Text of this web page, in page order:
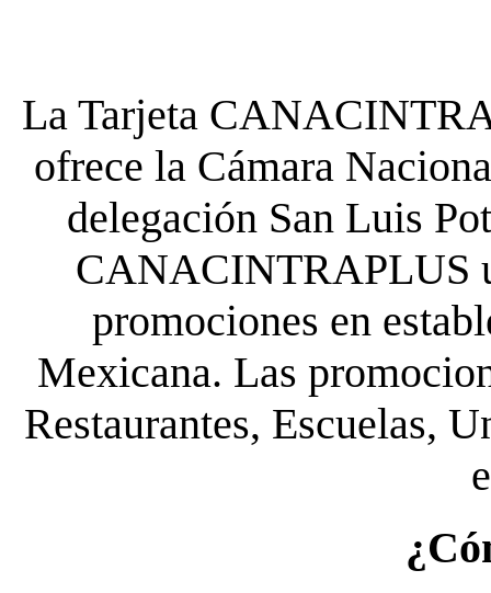
La Tarjeta
ofrece la Cámara
delegación San Luis
CANACINTRAPLUS
promociones en
Mexicana. Las
Restaurantes, Escuelas,